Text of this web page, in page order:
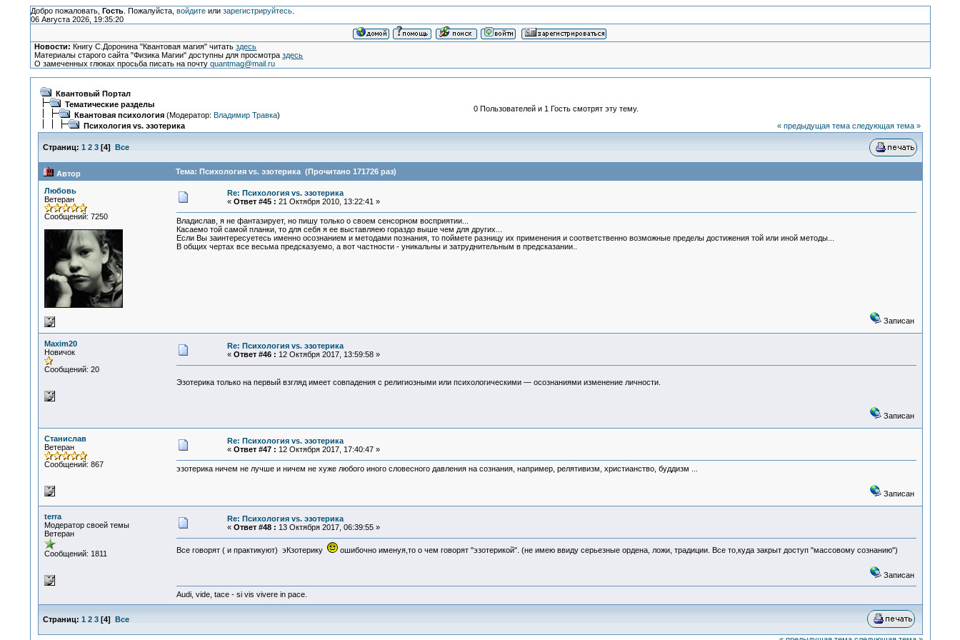
Добро пожаловать, Гость. Пожалуйста, войдитеили зарегистрируйтесь.
06 Августа 2026, 19:35:20
Новости: Книгу С.Доронина "Квантовая магия" читатьздесь
Материалы старого сайта "Физика Магии" доступны для просмотраздесь
О замеченных глюках просьба писать на почтуquantmag@mail.ru
Квантовый Портал
Тематические разделы
Квантовая психология(Модератор: Владимир Травка)
Психология vs. эзотерика
0 Пользователей и 1 Гость смотрят эту тему.
« предыдущая тема следующая тема »
Страниц: 1 2 3[4] Все
Автор Тема: Психология vs. эзотерика (Прочитано 171726 раз)
Любовь
Ветеран
Сообщений: 7250
Re: Психология vs. эзотерика
« Ответ #45 : 21 Октября 2010, 13:22:41 »
Владислав, я не фантазирует, но пишу только о своем сенсорном восприятии...
Касаемо той самой планки, то для себя я ее выставляею гораздо выше чем для других...
Если Вы заинтересуетесь именно осознанием и методами познания, то поймете разницу их применения и соответственно возможные пределы достижения той или иной методы...
В общих чертах все весьма предсказуемо, а вот частности - уникальны и затруднительным в предсказании..
Записан
Maxim20
Новичок
Сообщений: 20
Re: Психология vs. эзотерика
« Ответ #46 : 12 Октября 2017, 13:59:58 »
Эзотерика только на первый взгляд имеет совпадения с религиозными или психологическими — осознаниями изменение личности.
Записан
Станислав
Ветеран
Сообщений: 867
Re: Психология vs. эзотерика
« Ответ #47 : 12 Октября 2017, 17:40:47 »
эзотерика ничем не лучше и ничем не хуже любого иного словесного давления на сознания, например, релятивизм, христианство, буддизм ...
Записан
terra
Модератор своей темы
Ветеран
Сообщений: 1811
Re: Психология vs. эзотерика
« Ответ #48 : 13 Октября 2017, 06:39:55 »
Все говорят ( и практикуют) эКзотерику ошибочно именуя,то о чем говорят "эзотерикой". (не имею ввиду серьезные ордена, ложи, традиции. Все то,куда закрыт доступ "массовому сознанию")
Записан
Audi, vide, tace - si vis vivere in pace.
Страниц: 1 2 3[4] Все